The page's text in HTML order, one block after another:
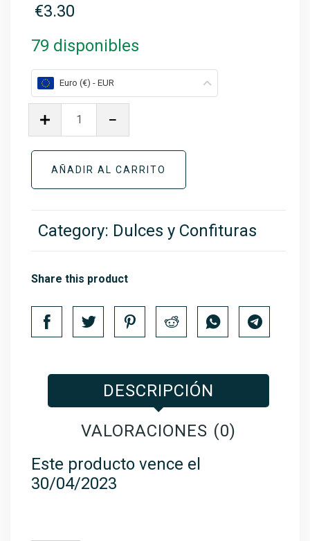
€3.30
79 disponibles
Euro (€) - EUR
AÑADIR AL CARRITO
Category: Dulces y Confituras
Share this product
DESCRIPCIÓN
VALORACIONES (0)
Este producto vence el
30/04/2023